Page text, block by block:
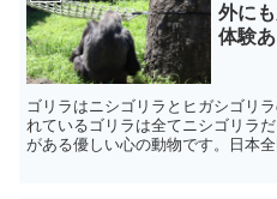
外に
体験あ
ゴリラはニシゴリラとヒガシゴリ
れているゴリラは全てニシゴリラ
がある優しい心の動物です。日本